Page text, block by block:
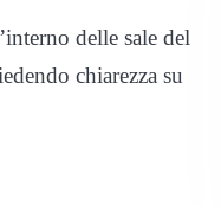
delle sale del
chiarezza su